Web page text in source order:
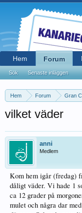
Hem Forum Gran
vilket väder
anni
Medlem
Kom hem igår (fredag)
dåligt väder. Vi hade 1
ca 12 grader på
mulet och några dar
Hem Forum
Sök Senaste inläggen